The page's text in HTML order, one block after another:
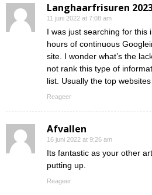
Langhaarfrisuren
11 juni 2022 at 7:08 am
I was just searching for this
hours of continuous
site. I wonder what’s the
not rank this type of
list. Usually the top
Reageer
Afvallen
16 juni 2022 at 9:26 am
Its fantastic as your other
putting up.
Reageer